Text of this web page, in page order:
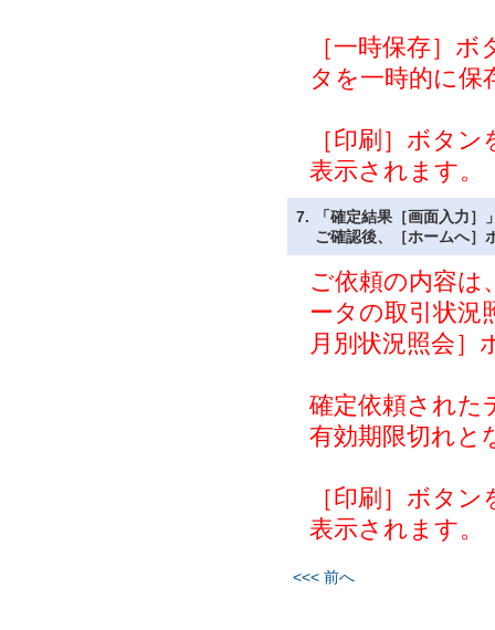
［一時保存］
タを一時的に
［印刷］ボタ
表示されます。
7.
「確定結果［画面入力
ご確認後、［ホームへ］
ご依頼の内容は
ータの取引状況
月別状況照会
確定依頼された
有効期限切れと
［印刷］ボタ
表示されます。
<<< 前へ